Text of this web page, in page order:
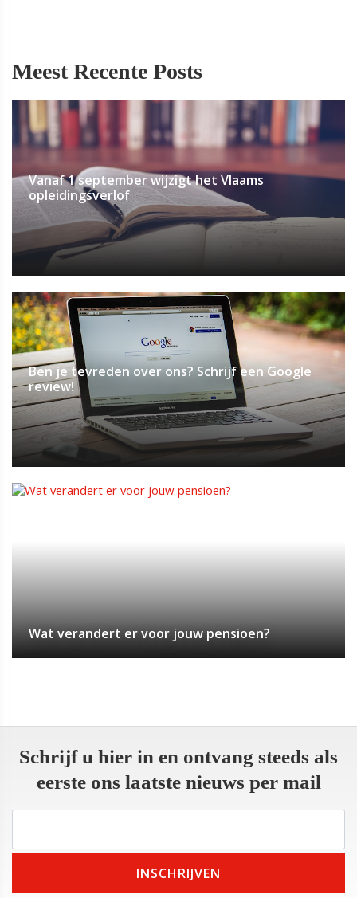
Meest Recente Posts
Vanaf 1 september wijzigt het Vlaams
opleidingsverlof
Ben je tevreden over ons? Schrijf een Google
review!
Wat verandert er voor jouw pensioen?
Schrijf u hier in en ontvang steeds als
eerste ons laatste nieuws per mail